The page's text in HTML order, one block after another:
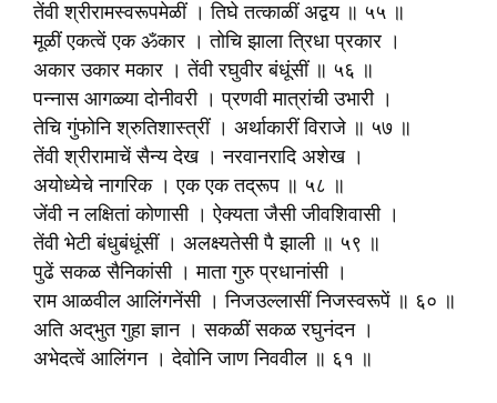
तेंवी श्रीरामस्वरूपमेळीं । तिघे तत्काळीं अद्वय ॥ ५५ ॥
मूळीं एकत्वें एक ॐकार । तोचि झाला त्रिधा प्रकार ।
अकार उकार मकार । तेंवी रघुवीर बंधूंसीं ॥ ५६ ॥
पन्नास आगळ्या दोनीवरी । प्रणवी मात्रांची उभारी ।
तेचि गुंफोनि श्रुतिशास्त्रीं । अर्थाकारीं विराजे ॥ ५७ ॥
तेंवी श्रीरामाचें सैन्य देख । नरवानरादि अशेख ।
अयोध्येचे नागरिक । एक एक तद्‌रूप ॥ ५८ ॥
जेंवी न लक्षितां कोणासी । ऐक्यता जैसी जीवशिवासी ।
तेंवी भेटी बंधुबंधूंसीं । अलक्ष्यतेसी पै झाली ॥ ५९ ॥
पुढें सकळ सैनिकांसी । माता गुरु प्रधानांसी ।
राम आळवील आलिंगनेंसी । निजउल्लासीं निजस्वरूपें ॥ ६० ॥
अति अद्‌भुत गुहा ज्ञान । सकळीं सकळ रघुनंदन ।
अभेदत्वें आलिंगन । देवोनि जाण निववील ॥ ६१ ॥